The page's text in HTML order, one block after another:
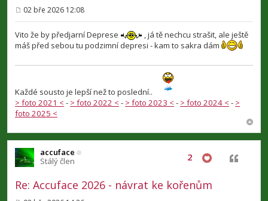
ř
í
s
p
v
02 bře 2026 12:08
Vito že by předjarní Deprese
, já tě nechcu strašit, ale ještě
máš před sebou tu podzimní depresi - kam to sakra dám
Každé sousto je lepší než to poslední..
> foto 2021 < - > foto 2022 < - > foto 2023 < - > foto 2024 < - >
foto 2025 <
accuface
Stálý člen
Re: Accuface 2026 - návrat ke kořenům
2 Citovat